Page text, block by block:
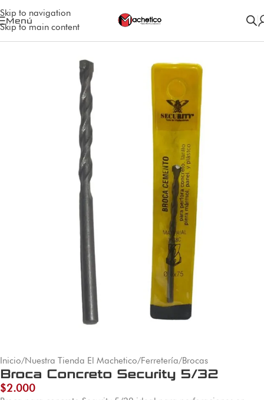
Skip to navigation
Skip to main content
Menú
Inicio/Nuestra Tienda El Machetico/Ferretería/Brocas
Broca Concreto Security 5/32
$2.000